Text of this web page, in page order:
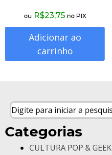
ou R$23,75 no PIX
Adicionar ao
carrinho
Categorias
CULTURA POP & GEEK